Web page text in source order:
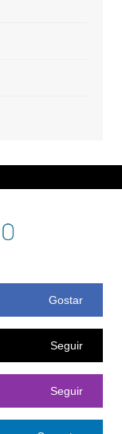
Gostar
Seguir
Seguir